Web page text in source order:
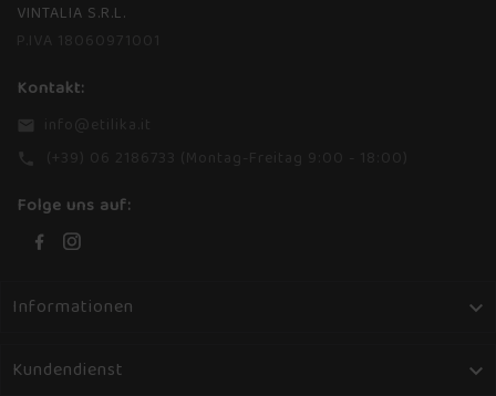
VINTALIA S.R.L.
Kontakt:
Folge uns auf:
Informationen 
Kundendienst 